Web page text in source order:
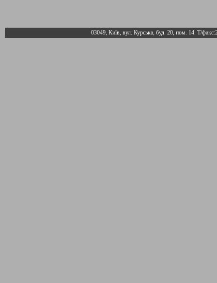
03049, Київ, вул. Курська, буд. 20, пом. 14. Т/